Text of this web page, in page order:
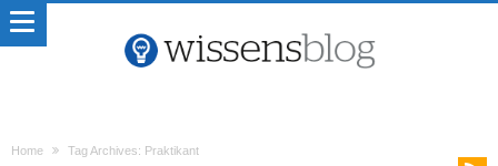
Home Tag Archives: Praktikant